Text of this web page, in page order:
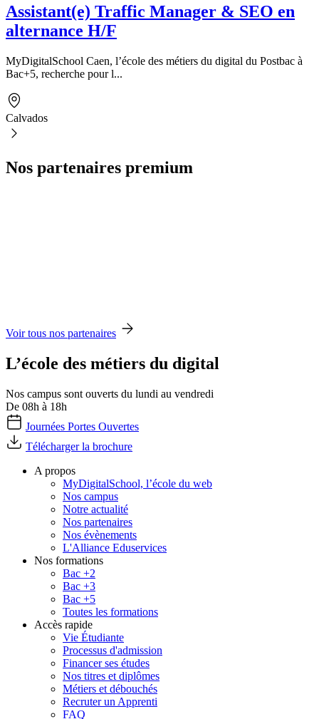
Assistant(e) Traffic Manager & SEO en
alternance H/F
MyDigitalSchool Caen, l’école des métiers du digital du Postbac à
Bac+5, recherche pour l...
Calvados
Nos partenaires premium
Voir tous nos partenaires
L’école des métiers du digital
Nos campus sont ouverts du lundi au vendredi
De 08h à 18h
Journées Portes Ouvertes
Télécharger la brochure
A propos
MyDigitalSchool, l’école du web
Nos campus
Notre actualité
Nos partenaires
Nos évènements
L'Alliance Eduservices
Nos formations
Bac +2
Bac +3
Bac +5
Toutes les formations
Accès rapide
Vie Étudiante
Processus d'admission
Financer ses études
Nos titres et diplômes
Métiers et débouchés
Recruter un Apprenti
FAQ